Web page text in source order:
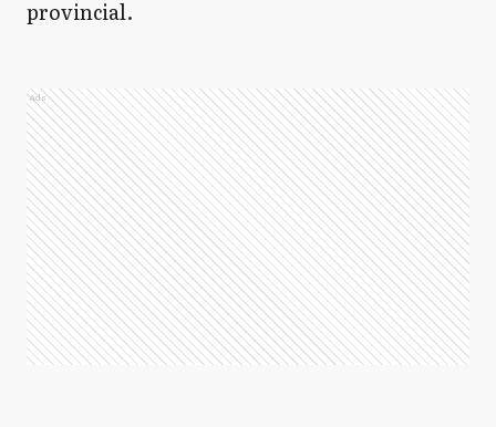
provincial.
Ads